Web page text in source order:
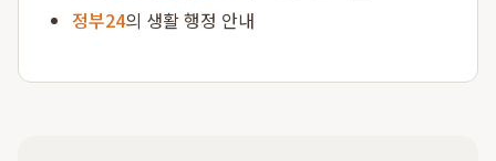
정부24의 생활 행정 안내